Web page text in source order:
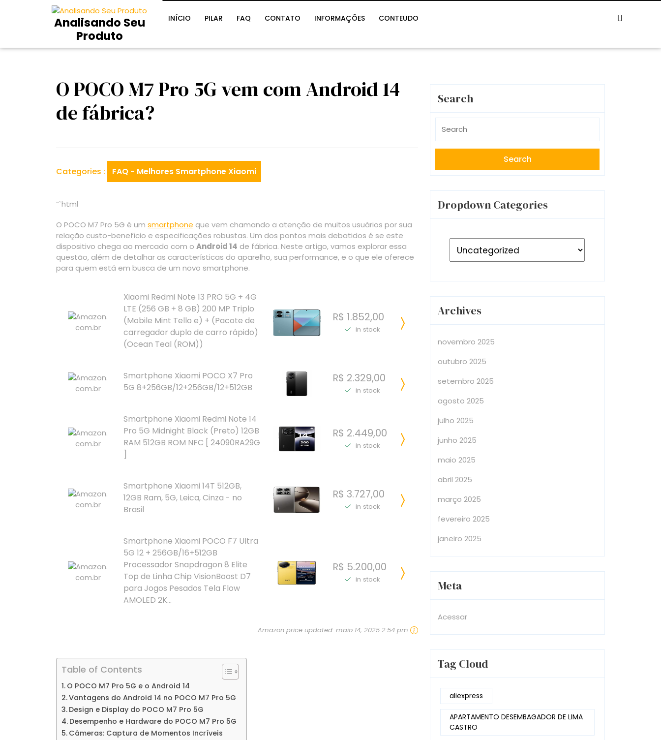
Analisando Seu
Produto
INÍCIO PILAR FAQ CONTATO INFORMAÇÕES CONTEUDO
O POCO M7 Pro 5G vem com Android 14
de fábrica?
Categories : FAQ - Melhores Smartphone Xiaomi
“`html
O POCO M7 Pro 5G é um smartphone que vem chamando a atenção de muitos usuários por sua
relação custo-benefício e especificações robustas. Um dos pontos mais debatidos é se este
dispositivo chega ao mercado com o Android 14 de fábrica. Neste artigo, vamos explorar essa
questão, além de detalhar as características do aparelho, sua performance, e o que ele oferece
para quem está em busca de um novo smartphone.
Xiaomi Redmi Note 13 PRO 5G + 4G
LTE (256 GB + 8 GB) 200 MP Triplo
(Mobile Mint Tello e) + (Pacote de
carregador duplo de carro rápido)
(Ocean Teal (ROM))
R$ 1.852,00
in stock
Smartphone Xiaomi POCO X7 Pro
5G 8+256GB/12+256GB/12+512GB
R$ 2.329,00
in stock
Smartphone Xiaomi Redmi Note 14
Pro 5G Midnight Black (Preto) 12GB
RAM 512GB ROM NFC [ 24090RA29G
R$ 2.449,00
in stock
Smartphone Xiaomi 14T 512GB,
12GB Ram, 5G, Leica, Cinza - no
Brasil
R$ 3.727,00
in stock
Smartphone Xiaomi POCO F7 Ultra
5G 12 + 256GB/16+512GB
Processador Snapdragon 8 Elite
Top de Linha Chip VisionBoost D7
para Jogos Pesados Tela Flow
AMOLED 2K...
R$ 5.200,00
in stock
Amazon price updated: maio 14, 2025 2:54 pm
Table of Contents
O POCO M7 Pro 5G e o Android 14
Vantagens do Android 14 no POCO M7 Pro 5G
Design e Display do POCO M7 Pro 5G
Desempenho e Hardware do POCO M7 Pro 5G
Câmeras: Captura de Momentos Incríveis
Search
for:
Dropdown Categories
Archives
novembro 2025
outubro 2025
setembro 2025
agosto 2025
julho 2025
junho 2025
maio 2025
abril 2025
março 2025
fevereiro 2025
janeiro 2025
Meta
Acessar
Tag Cloud
aliexpress
APARTAMENTO DESEMBAGADOR DE LIMA
CASTRO